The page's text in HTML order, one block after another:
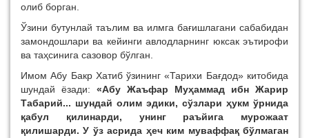
олиб борган.
Ўзини бутунлай таълим ва илмга бағишлагани сабабидан
замондошлари ва кейинги авлодларнинг юксак эътирофи
ва таҳсинига сазовор бўлган.
Имом Абу Бакр Хатиб ўзининг «Тарихи Бағдод» китобида
шундай ёзади: «Абу Жаъфар Муҳаммад ибн Жарир
Табарий... шундай олим эдики, сўзлари ҳукм ўрнида
қабул қилинарди, унинг раъйига мурожаат
қилишарди. У ўз асрида ҳеч ким муваффақ бўлмаган